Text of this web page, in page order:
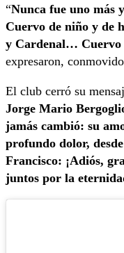
“Nunca fue uno más
Cuervo de niño y de
y Cardenal… Cuervo
expresaron,
El club cerró su
Jorge Mario
jamás cambió: su
profundo dolor,
Francisco: ¡Adiós,
juntos por la